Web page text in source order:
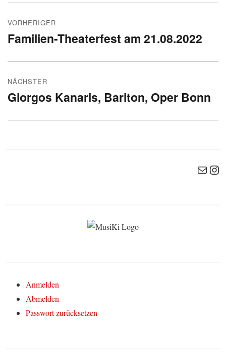
VORHERIGER
Vorheriger
Familien-Theaterfest am 21.08.2022
NÄCHSTER
Nächster
Giorgos Kanaris, Bariton, Oper Bonn
E-Mail
Anmelden
Abmelden
Passwort zurücksetzen